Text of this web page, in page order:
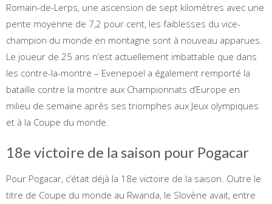
Romain-de-Lerps, une ascension de sept kilomètres avec une
pente moyenne de 7,2 pour cent, les faiblesses du vice-
champion du monde en montagne sont à nouveau apparues.
Le joueur de 25 ans n’est actuellement imbattable que dans
les contre-la-montre – Evenepoel a également remporté la
bataille contre la montre aux Championnats d’Europe en
milieu de semaine après ses triomphes aux Jeux olympiques
et à la Coupe du monde.
18e victoire de la saison pour Pogacar
Pour Pogacar, c’était déjà la 18e victoire de la saison. Outre le
titre de Coupe du monde au Rwanda, le Slovène avait, entre